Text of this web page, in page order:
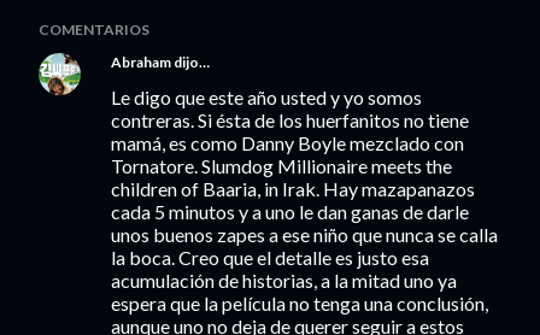
COMENTARIOS
Abraham dijo…
Le digo que este año usted y yo somos
contreras. Si ésta de los huerfanitos no tiene
mamá, es como Danny Boyle mezclado con
Tornatore. Slumdog Millionaire meets the
children of Baaria, in Irak. Hay mazapanazos
cada 5 minutos y a uno le dan ganas de darle
unos buenos zapes a ese niño que nunca se calla
la boca. Creo que el detalle es justo esa
acumulación de historias, a la mitad uno ya
espera que la película no tenga una conclusión,
aunque uno no deja de querer seguir a estos